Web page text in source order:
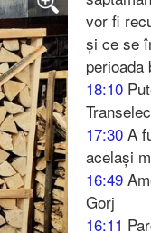
vor fi
și ce se
perioada
18:10
17:30 A
același
16:49
Gorj
16:11